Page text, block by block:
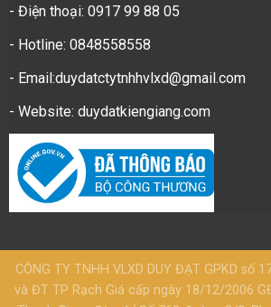
- Điện thoại: 0917 99 88 05
- Hotline: 0848558558
- Email:duydatctytnhhvlxd@gmail.com
- Website: duydatkiengiang.com
CÔNG TY TNHH VLXD DUY ĐẠT GPKD số
và ĐT TP Rạch Giá cấp ngày 18/12/2006